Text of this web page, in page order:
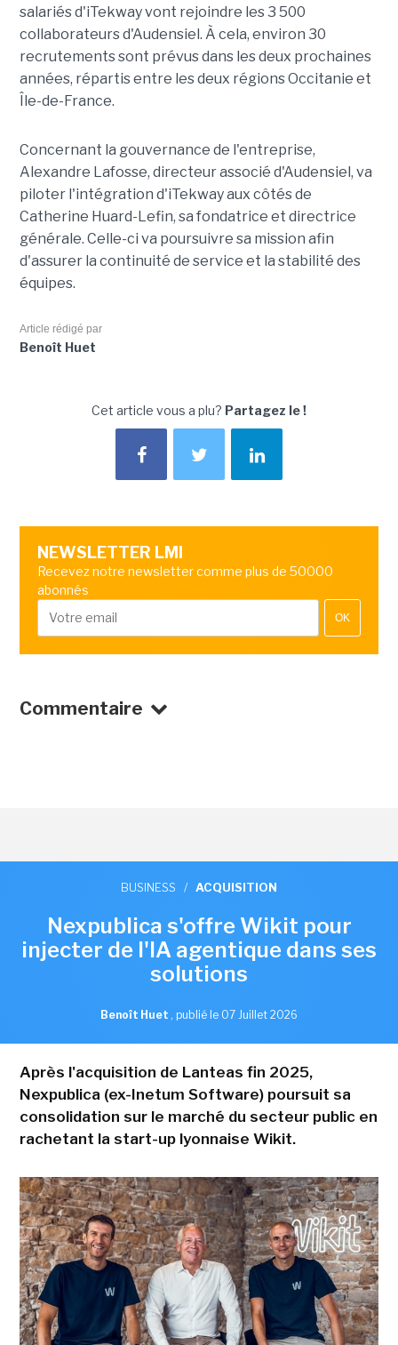
salariés d'iTekway vont rejoindre les 3 500
collaborateurs d'Audensiel. À cela, environ 30
recrutements sont prévus dans les deux prochaines
années, répartis entre les deux régions Occitanie et
Île-de-France.
Concernant la gouvernance de l'entreprise,
Alexandre Lafosse, directeur associé d'Audensiel, va
piloter l'intégration d'iTekway aux côtés de
Catherine Huard-Lefin, sa fondatrice et directrice
générale. Celle-ci va poursuivre sa mission afin
d'assurer la continuité de service et la stabilité des
équipes.
Article rédigé par
Benoît Huet
Cet article vous a plu? Partagez le !
NEWSLETTER LMI
Recevez notre newsletter comme plus de 50000
abonnés
OK
Commentaire
BUSINESS / ACQUISITION
Nexpublica s'offre Wikit pour
injecter de l'IA agentique dans ses
solutions
Benoît Huet , publié le 07 Juillet 2026
Après l'acquisition de Lanteas fin 2025,
Nexpublica (ex-Inetum Software) poursuit sa
consolidation sur le marché du secteur public en
rachetant la start-up lyonnaise Wikit.